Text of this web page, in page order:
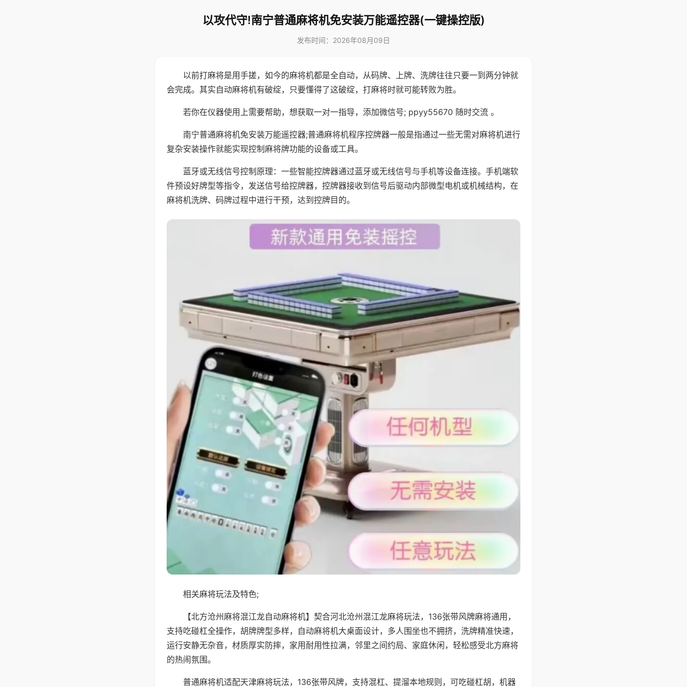
以攻代守!南宁普通麻将机免安装万能遥控器(一键操控版)
发布时间：2026年08月09日
以前打麻将是用手搓，如今的麻将机都是全自动，从码牌、上牌、洗牌往往只要一到两分钟就
会完成。其实自动麻将机有破绽，只要懂得了这破绽，打麻将时就可能转败为胜。
若你在仪器使用上需要帮助，想获取一对一指导，添加微信号; ppyy55670 随时交流 。
南宁普通麻将机免安装万能遥控器;普通麻将机程序控牌器一般是指通过一些无需对麻将机进行
复杂安装操作就能实现控制麻将牌功能的设备或工具。
蓝牙或无线信号控制原理：一些智能控牌器通过蓝牙或无线信号与手机等设备连接。手机端软
件预设好牌型等指令，发送信号给控牌器，控牌器接收到信号后驱动内部微型电机或机械结构，在
麻将机洗牌、码牌过程中进行干预，达到控牌目的。
相关麻将玩法及特色;
【北方沧州麻将混江龙自动麻将机】契合河北沧州混江龙麻将玩法，136张带风牌麻将通用，
支持吃碰杠全操作，胡牌牌型多样，自动麻将机大桌面设计，多人围坐也不拥挤，洗牌精准快速，
运行安静无杂音，材质厚实防摔，家用耐用性拉满，邻里之间约局、家庭休闲，轻松感受北方麻将
的热闹氛围。
普通麻将机适配天津麻将玩法，136张带风牌，支持混杠、提溜本地规则，可吃碰杠胡，机器